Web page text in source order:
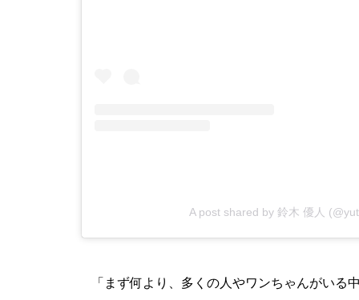
A post shared by 鈴木 優人
「まず何より、多くの人やワンちゃんがい